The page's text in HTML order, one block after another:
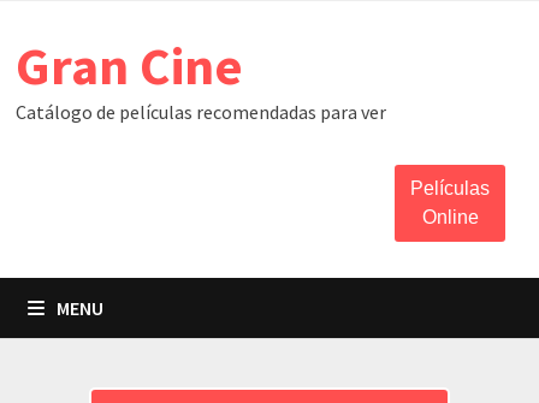
content
Gran Cine
Catálogo de películas recomendadas para ver
Películas
Online
MENU